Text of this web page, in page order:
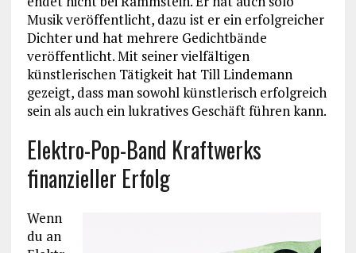
Musik veröffentlicht, dazu ist er ein erfolgreicher
Dichter und hat mehrere Gedichtbände
veröffentlicht. Mit seiner vielfältigen
künstlerischen Tätigkeit hat Till Lindemann
gezeigt, dass man sowohl künstlerisch erfolgreich
sein als auch ein lukratives Geschäft führen kann.
Elektro-Pop-Band Kraftwerks
finanzieller Erfolg
Wenn
du an